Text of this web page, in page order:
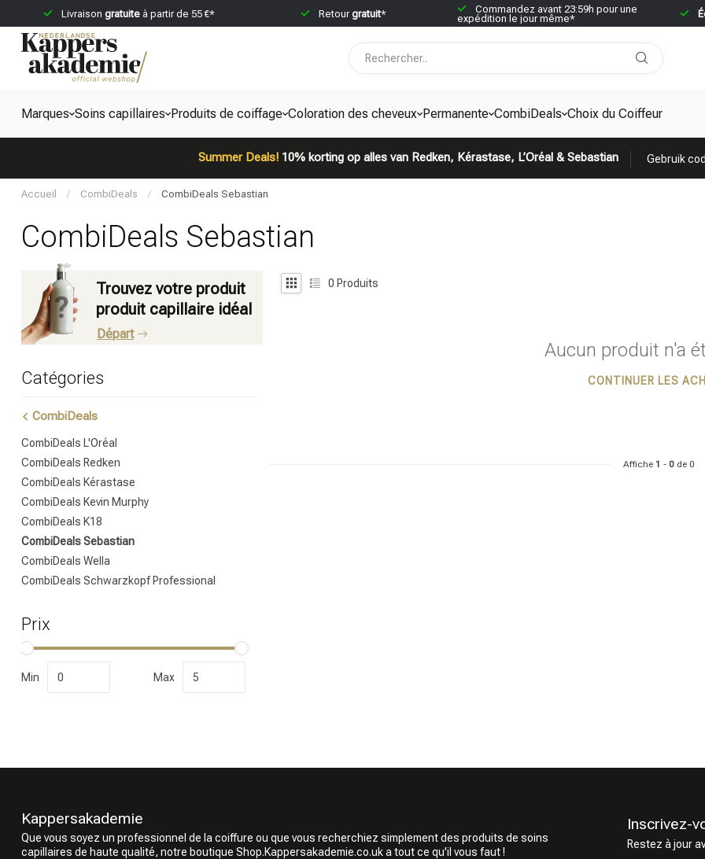
Livraison gratuiteà partir de 55 €* Retourgratuit*
Commandez avant 23:59h pour une
expédition le jour même*
Marques Soins capillaires Produits de coiffage Coloration des cheveux Permanente CombiDeals Choix du Coiffeur
Summer Deals!10% korting op alles van Redken, Kérastase, L’Oréal & Sebastian Gebruik
Accueil / CombiDeals / CombiDeals Sebastian
CombiDeals Sebastian
Trouvez votre produit
produit capillaire idéal
Départ
Catégories
CombiDeals
CombiDeals L'Oréal
CombiDeals Redken
CombiDeals Kérastase
CombiDeals Kevin Murphy
CombiDeals K18
CombiDeals Sebastian
CombiDeals Wella
CombiDeals Schwarzkopf Professional
Prix
Min Max
0 Produits
Aucun produit n'a
CONTINUER LES
Affiche 1 - 0de 0
Kappersakademie
Que vous soyez un professionnel de la coiffure ou que vous recherchiez simplement des produits de soins
capillaires de haute qualité, notre boutique Shop.Kappersakademie.co.uk a tout ce qu'il vous faut !
Inscrivez-
Restez à jour